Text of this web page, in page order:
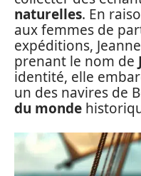
naturelles. En
aux femmes de
expéditions,
prenant le nom de
identité, elle
un des navires de
du monde